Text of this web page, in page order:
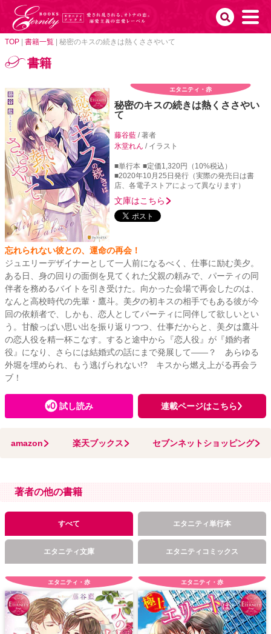
TOP 書籍一覧 秘密のキスの続きは熱くささやいて
書籍
エタニティ・赤
秘密のキスの続きは熱くささやい
て
藤谷藍/ 著者
氷堂れん / イラスト
■単行本 ■定価1,320円（10%税込）
■2020年10月25日発行（実際の発売日は書
店、各電子ストアによって異なります）
文庫はこちら
忘れられない彼との、運命の再会！
ジュエリーデザイナーとして一人前になるべく、仕事に励む美夕。
ある日、身の回りの面倒を見てくれた父親の頼みで、パーティの同
伴者を務めるバイトを引き受けた。向かった会場で再会したのは、
なんと高校時代の先輩・鷹斗。美夕の初キスの相手でもある彼が今
回の依頼者で、しかも、恋人としてパーティに同伴して欲しいとい
う。甘酸っぱい思い出を振り返りつつ、仕事だからと、美夕は鷹斗
の恋人役を精一杯こなす。すると途中から『恋人役』が『婚約者
役』になり、さらには結婚式の話にまで発展して――？ あらゆる
外堀を埋められ、もう逃げられない!? キスから燃え上がる再会ラ
ブ！
試し読み 連載ページはこちら
amazon 楽天ブックス セブンネットショッピング
著者の他の書籍
すべて エタニティ単行本
エタニティ文庫 エタニティコミックス
エタニティ・赤 エタニティ・赤